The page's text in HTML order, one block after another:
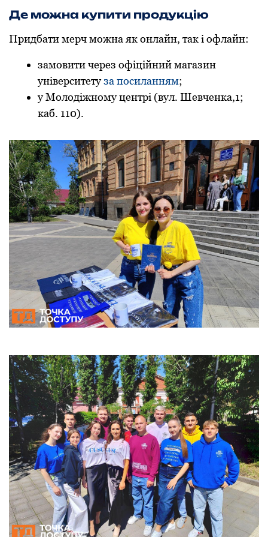
Де можна купити продукцію
Придбати мерч можна як онлайн, так і офлайн:
замовити через офіційний магазин
університетуза посиланням;
у Молодіжному центрі (вул. Шевченка,1;
каб. 110).